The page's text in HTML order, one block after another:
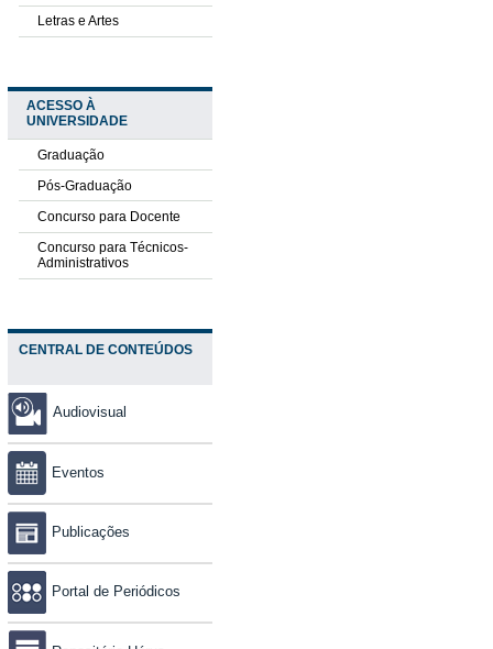
Letras e Artes
ACESSO À
UNIVERSIDADE
Graduação
Pós-Graduação
Concurso para Docente
Concurso para Técnicos-
Administrativos
CENTRAL DE CONTEÚDOS
Audiovisual
Eventos
Publicações
Portal de Periódicos